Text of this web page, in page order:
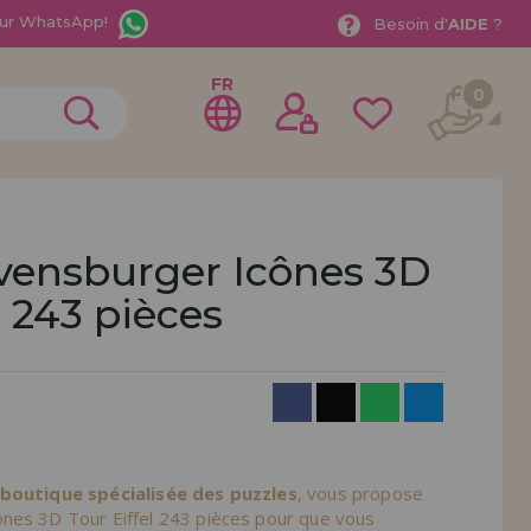
WhatsApp! Besoin d'AIDE ?
en tant que
FR 0
Icônes 3D
pièces
spécialisée des puzzles, vous propose
3D Tour Eiffel 243 pièces pour que vous